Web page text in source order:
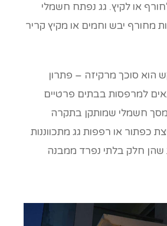
או לקיץ. גג נפתח חשמלי
מחורף יבש וחמים או מקיץ קריר
הוא סוכך מרקיזה – פתרון
למרפסות בבתים פרטיים
חשמלי שמותקן בתקרה
כפתור או רפפות גג מתכווננות
שהן חלק בלתי נפרד ממבנה